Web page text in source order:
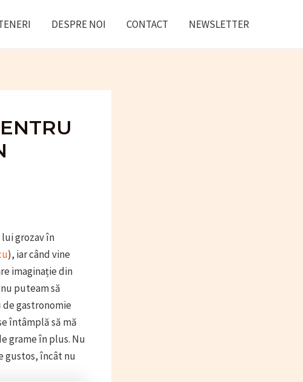
DESPRE NOI CONTACT NEWSLETTER
grozav în
), iar când vine
imaginație din
puteam să
gastronomie
întâmplă să mă
grame în plus. Nu
gustos, încât nu